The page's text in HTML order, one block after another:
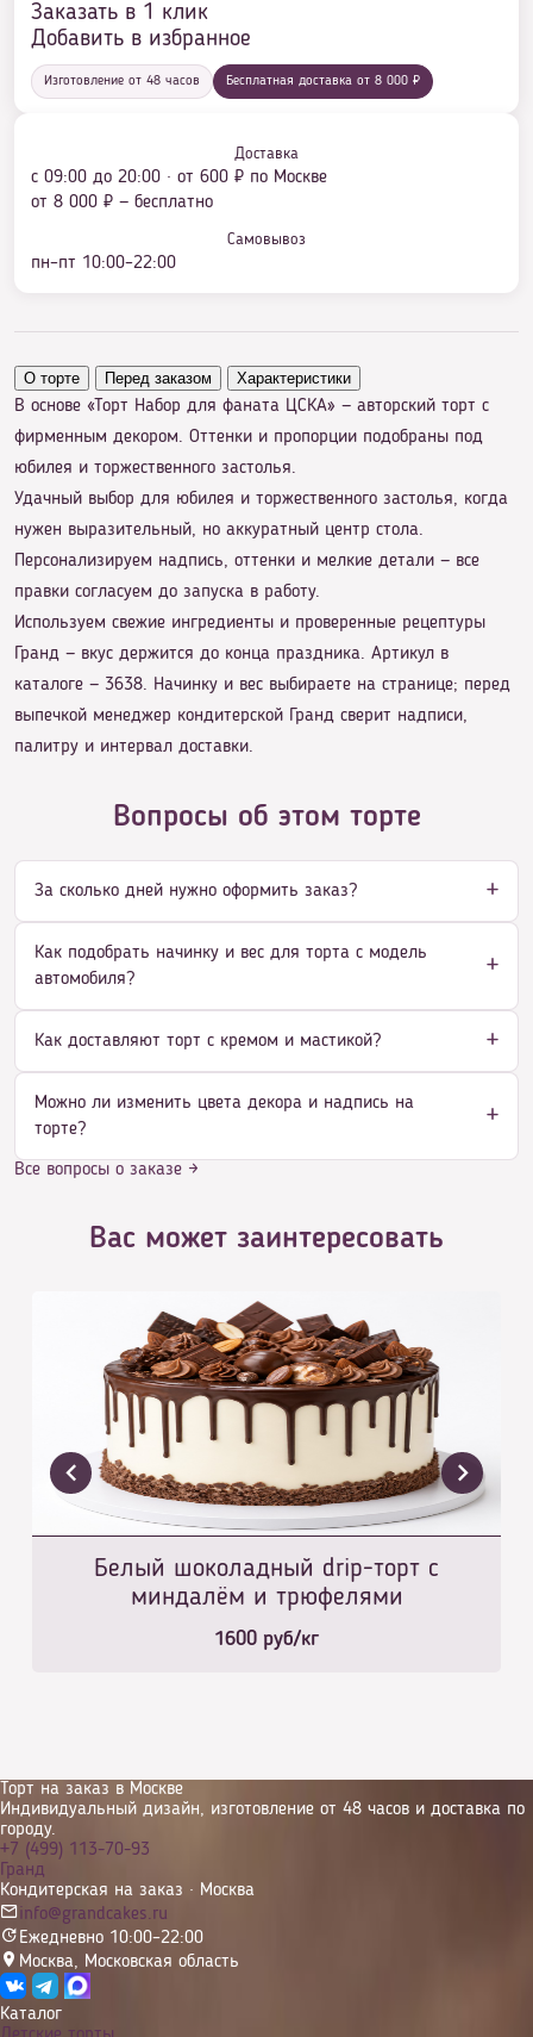
Заказать в 1 клик
Добавить в избранное
Изготовление от 48 часов Бесплатная доставка от 8 000 ₽
Доставка
с 09:00 до 20:00 · от 600 ₽ по Москве
от 8 000 ₽ — бесплатно
Самовывоз
пн–пт 10:00–22:00
О торте Перед заказом Характеристики
В основе «Торт Набор для фаната ЦСКА» — авторский торт с
фирменным декором. Оттенки и пропорции подобраны под
юбилея и торжественного застолья.
Удачный выбор для юбилея и торжественного застолья, когда
нужен выразительный, но аккуратный центр стола.
Персонализируем надпись, оттенки и мелкие детали — все
правки согласуем до запуска в работу.
Используем свежие ингредиенты и проверенные рецептуры
Гранд — вкус держится до конца праздника. Артикул в
каталоге — 3638. Начинку и вес выбираете на странице; перед
выпечкой менеджер кондитерской Гранд сверит надписи,
палитру и интервал доставки.
Вопросы об этом торте
За сколько дней нужно оформить заказ?
Как подобрать начинку и вес для торта с модель
автомобиля?
Как доставляют торт с кремом и мастикой?
Можно ли изменить цвета декора и надпись на
торте?
Все вопросы о заказе →
Вас может заинтересовать
Белый шоколадный drip-торт с
миндалём и трюфелями
1600 руб/кг
Торт на заказ в Москве
Индивидуальный дизайн, изготовление от 48 часов и доставка по
городу.
+7 (499) 113-70-93
Гранд
Кондитерская на заказ · Москва
info@grandcakes.ru
Ежедневно 10:00–22:00
Москва, Московская область
Каталог